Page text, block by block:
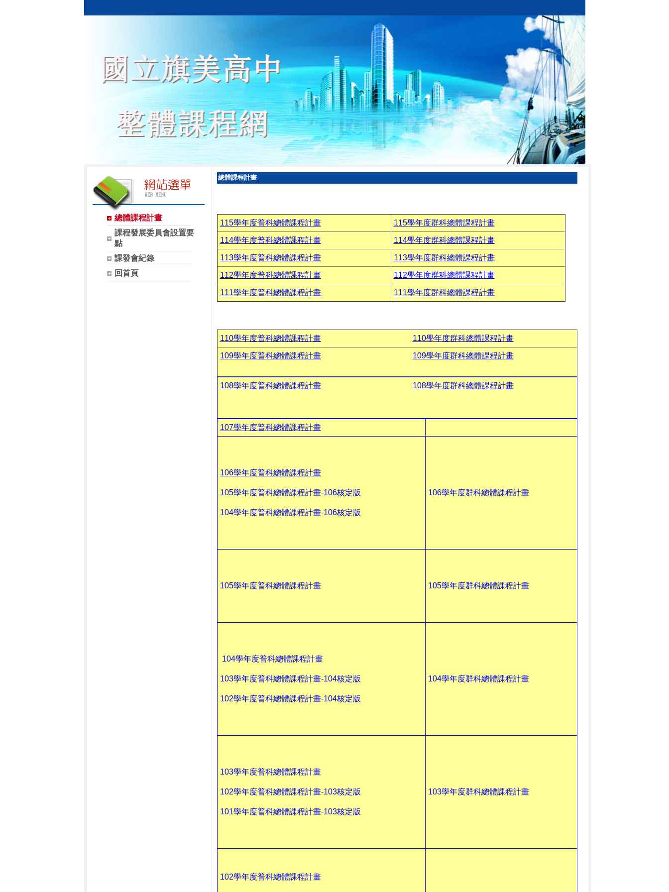
總體課程計畫
課程發展委員會設置要
點
課發會紀錄
回首頁
總體課程計畫
115學年度普科總體課程計畫 115學年度群科總體課程計畫
114學年度普科總體課程計畫 114學年度群科總體課程計畫
113學年度普科總體課程計畫 113學年度群科總體課程計畫
112學年度普科總體課程計畫 112學年度群科總體課程計畫
111學年度普科總體課程計畫 111學年度群科總體課程計畫
110學年度普科總體課程計畫 110學年度群科總體課程計畫
109學年度普科總體課程計畫 109學年度群科總體課程計畫
108學年度普科總體課程計畫 108學年度群科總體課程計畫
107學年度普科總體課程計畫
106學年度普科總體課程計畫
105學年度普科總體課程計畫-106核定版
104學年度普科總體課程計畫-106核定版
106學年度群科總體課程計畫
105學年度普科總體課程計畫 105學年度群科總體課程計畫
104學年度普科總體課程計畫
103學年度普科總體課程計畫-104核定版
102學年度普科總體課程計畫-104核定版
104學年度群科總體課程計畫
103學年度普科總體課程計畫
102學年度普科總體課程計畫-103核定版
101學年度普科總體課程計畫-103核定版
103學年度群科總體課程計畫
102學年度普科總體課程計畫